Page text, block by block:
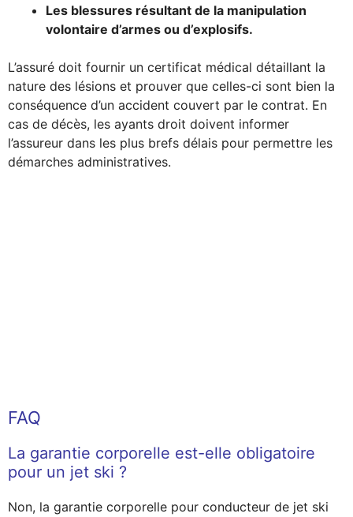
Les blessures résultant de la manipulation
volontaire d’armes ou d’explosifs.
L’assuré doit fournir un certificat médical détaillant la
nature des lésions et prouver que celles-ci sont bien la
conséquence d’un accident couvert par le contrat. En
cas de décès, les ayants droit doivent informer
l’assureur dans les plus brefs délais pour permettre les
démarches administratives.
FAQ
La garantie corporelle est-elle obligatoire
pour un jet ski ?
Non, la garantie corporelle pour conducteur de jet ski